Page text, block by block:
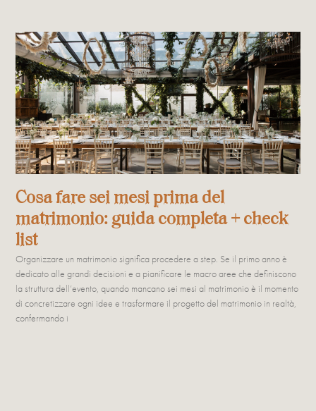
Cosa fare sei mesi prima del
matrimonio: guida completa + check
list
Organizzare un matrimonio significa procedere a step. Se il primo anno è
dedicato alle grandi decisioni e a pianificare le macro aree che definiscono
la struttura dell’evento, quando mancano sei mesi al matrimonio è il momento
di concretizzare ogni idee e trasformare il progetto del matrimonio in realtà,
confermando i